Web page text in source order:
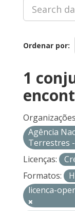
Ordenar por
1
Agência
Terrestres
Licenças:
Formatos:
licenca-